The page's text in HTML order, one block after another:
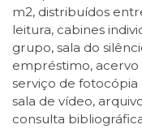
m2, distribuídos
leitura, cabines
grupo, sala do
empréstimo, acervo
serviço de fotocópia
sala de vídeo,
consulta